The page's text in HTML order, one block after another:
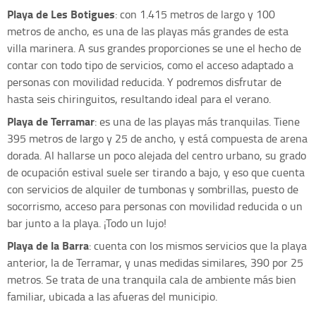
Playa de Les Botigues: con 1.415 metros de largo y 100
metros de ancho, es una de las playas más grandes de esta
villa marinera. A sus grandes proporciones se une el hecho de
contar con todo tipo de servicios, como el acceso adaptado a
personas con movilidad reducida. Y podremos disfrutar de
hasta seis chiringuitos, resultando ideal para el verano.
Playa de Terramar: es una de las playas más tranquilas. Tiene
395 metros de largo y 25 de ancho, y está compuesta de arena
dorada. Al hallarse un poco alejada del centro urbano, su grado
de ocupación estival suele ser tirando a bajo, y eso que cuenta
con servicios de alquiler de tumbonas y sombrillas, puesto de
socorrismo, acceso para personas con movilidad reducida o un
bar junto a la playa. ¡Todo un lujo!
Playa de la Barra: cuenta con los mismos servicios que la playa
anterior, la de Terramar, y unas medidas similares, 390 por 25
metros. Se trata de una tranquila cala de ambiente más bien
familiar, ubicada a las afueras del municipio.